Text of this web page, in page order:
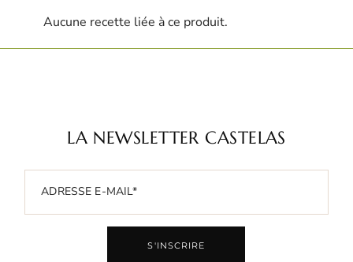
Aucune recette liée à ce produit.
LA NEWSLETTER CASTELAS
S'INSCRIRE